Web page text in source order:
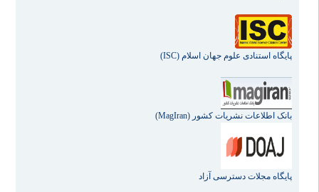
ايگاه استنادی علوم جهان اسلام (ISC)
بانک اطلاعات نشریات کشور (MagIran)
پایگاه مجلات دسترسی آزاد